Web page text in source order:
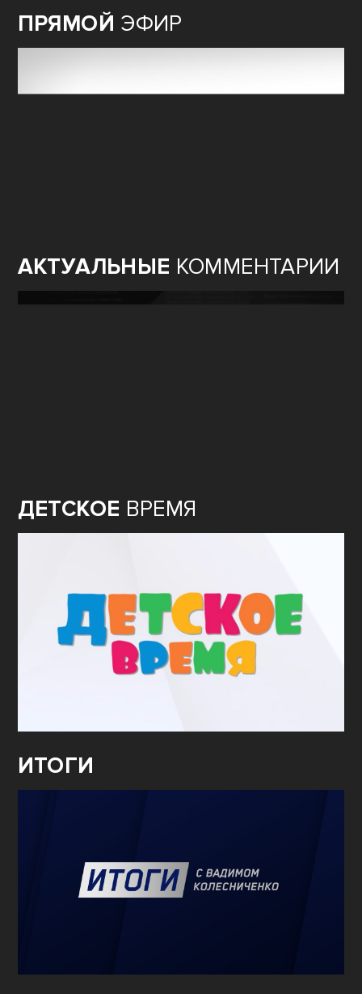
ПРЯМОЙ ЭФИР
АКТУАЛЬНЫЕ КОММЕНТАРИИ
ДЕТСКОЕ ВРЕМЯ
ИТОГИ